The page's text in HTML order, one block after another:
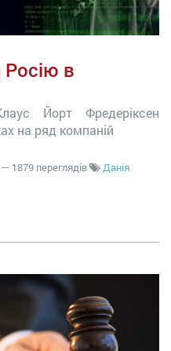
Росію в
Йорт Фредеріксен
на ряд компаній
— 1879 переглядів
Данія